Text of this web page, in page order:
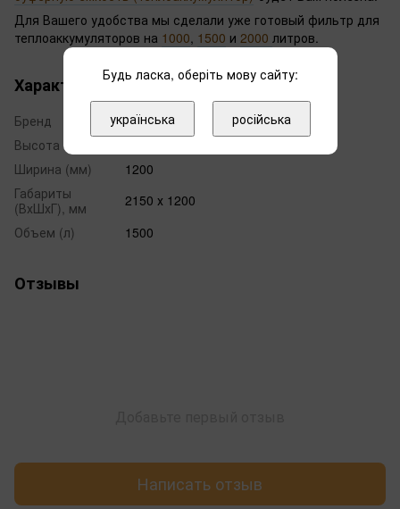
Для Вашего удобства мы сделали уже готовый фильтр для
теплоаккумуляторов на 1000, 1500 и 2000 литров.
Характеристики
Бренд
Теплобак
Высота (мм)
Ширина (мм)
1200
Габариты
(ВхШхГ), мм
2150 х 1200
Объем (л)
1500
Отзывы
Написать отзыв
Будь ласка, оберіть мову сайту:
українська російська